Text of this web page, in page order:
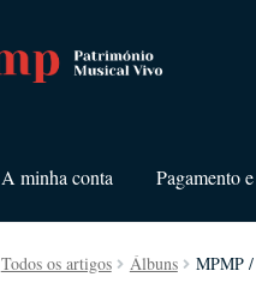
A minha conta Pagamento
Todos os artigos Álbuns MPMP